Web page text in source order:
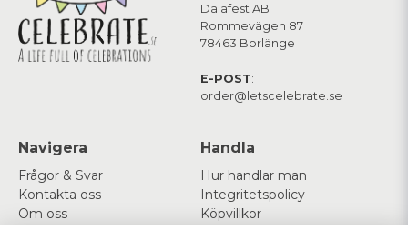
Dalafest AB
Rommevägen 87
78463 Borlänge
E-POST:
order@letscelebrate.se
Navigera
Frågor & Svar
Kontakta oss
Om oss
Handla
Hur handlar man
Integritetspolicy
Köpvillkor